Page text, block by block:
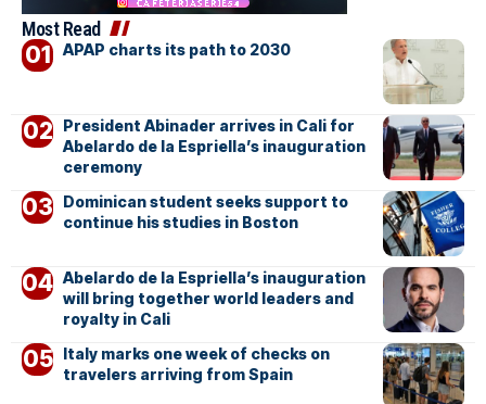
Most Read
APAP charts its path to 2030
President Abinader arrives in Cali for
Abelardo de la Espriella’s inauguration
ceremony
Dominican student seeks support to
continue his studies in Boston
Abelardo de la Espriella’s inauguration
will bring together world leaders and
royalty in Cali
Italy marks one week of checks on
travelers arriving from Spain